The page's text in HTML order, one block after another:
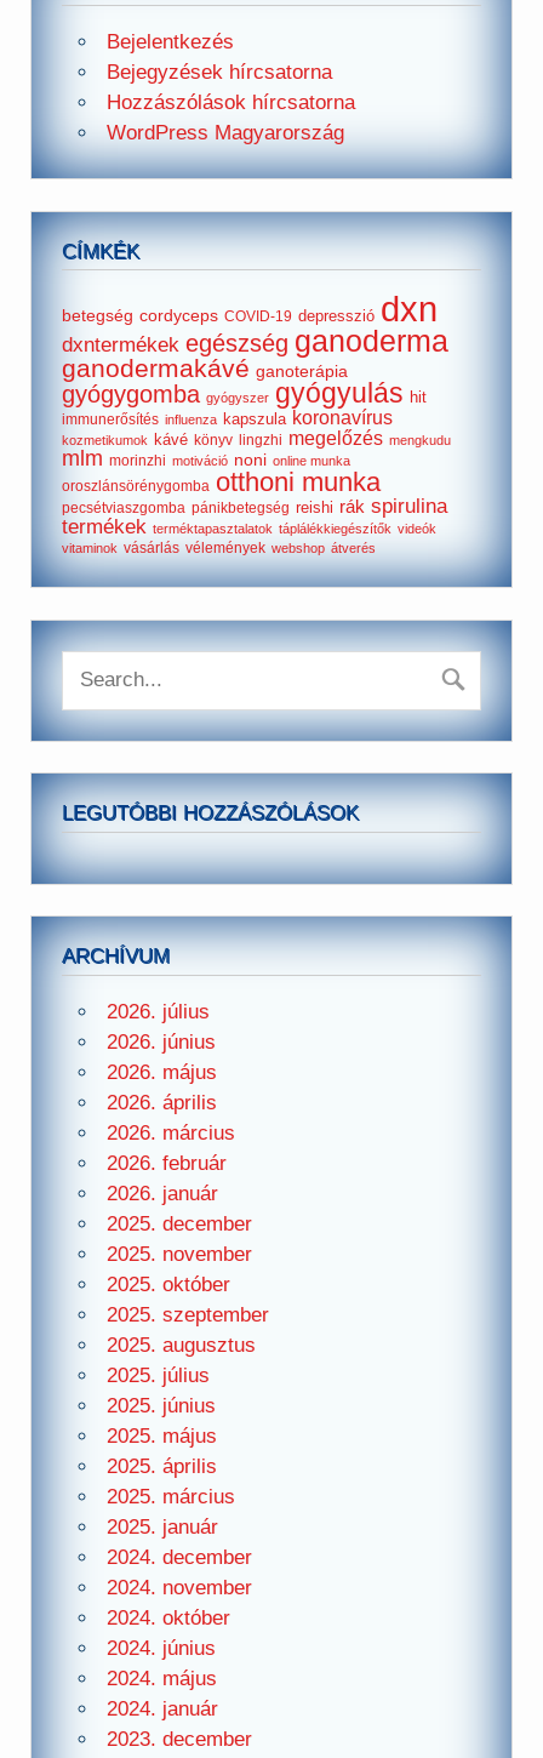
Bejelentkezés
Bejegyzések hírcsatorna
Hozzászólások hírcsatorna
WordPress Magyarország
CÍMKÉK
betegség cordyceps COVID-19 depresszió dxn
dxntermékek egészség ganoderma
ganodermakávé ganoterápia
gyógygomba gyógyszer gyógyulás hit
immunerősítés influenza kapszula koronavírus
kozmetikumok kávé könyv lingzhi megelőzés mengkudu
mlm morinzhi motiváció noni online munka
oroszlánsörénygomba otthoni munka
pecsétviaszgomba pánikbetegség reishi rák spirulina
termékek terméktapasztalatok táplálékkiegészítők videók
vitaminok vásárlás vélemények webshop átverés
LEGUTÓBBI HOZZÁSZÓLÁSOK
ARCHÍVUM
2026. július
2026. június
2026. május
2026. április
2026. március
2026. február
2026. január
2025. december
2025. november
2025. október
2025. szeptember
2025. augusztus
2025. július
2025. június
2025. május
2025. április
2025. március
2025. január
2024. december
2024. november
2024. október
2024. június
2024. május
2024. január
2023. december